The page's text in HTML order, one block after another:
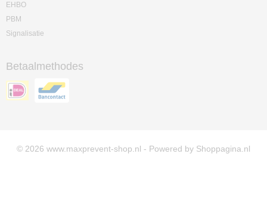
EHBO
PBM
Signalisatie
Betaalmethodes
© 2026 www.maxprevent-shop.nl - Powered by Shoppagina.nl